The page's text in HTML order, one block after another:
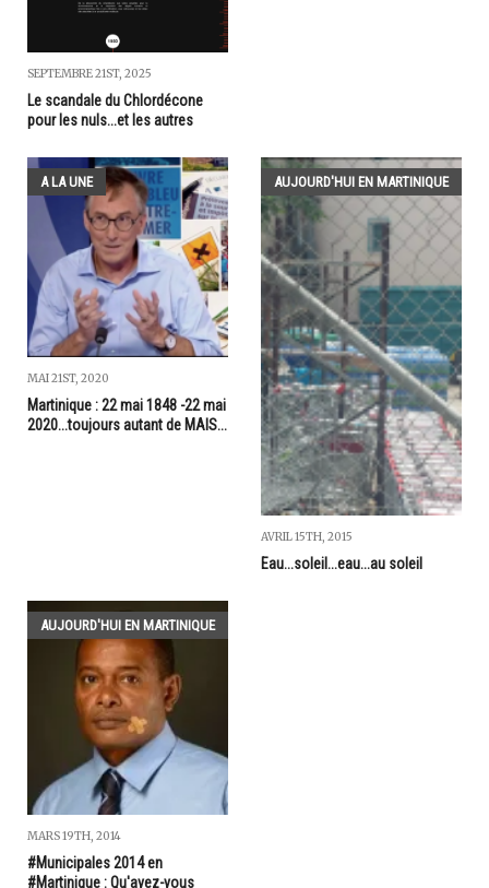
SEPTEMBRE 21ST, 2025
Le scandale du Chlordécone
pour les nuls...et les autres
A LA UNE
MAI 21ST, 2020
Martinique : 22 mai 1848 -22 mai
2020...toujours autant de MAIS...
AUJOURD'HUI EN MARTINIQUE
AVRIL 15TH, 2015
Eau...soleil...eau...au soleil
AUJOURD'HUI EN MARTINIQUE
MARS 19TH, 2014
#Municipales 2014 en
#Martinique : Qu'avez-vous